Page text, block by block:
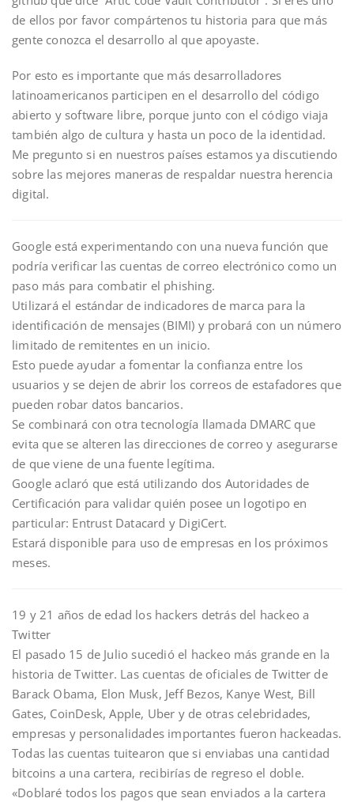
de ellos por favor compártenos tu historia para que más
gente conozca el desarrollo al que apoyaste.
Por esto es importante que más desarrolladores
latinoamericanos participen en el desarrollo del código
abierto y software libre, porque junto con el código viaja
también algo de cultura y hasta un poco de la identidad.
Me pregunto si en nuestros países estamos ya discutiendo
sobre las mejores maneras de respaldar nuestra herencia
digital.
Google está experimentando con una nueva función que
podría verificar las cuentas de correo electrónico como un
paso más para combatir el phishing.
Utilizará el estándar de indicadores de marca para la
identificación de mensajes (BIMI) y probará con un número
limitado de remitentes en un inicio.
Esto puede ayudar a fomentar la confianza entre los
usuarios y se dejen de abrir los correos de estafadores que
pueden robar datos bancarios.
Se combinará con otra tecnología llamada DMARC que
evita que se alteren las direcciones de correo y asegurarse
de que viene de una fuente legítima.
Google aclaró que está utilizando dos Autoridades de
Certificación para validar quién posee un logotipo en
particular: Entrust Datacard y DigiCert.
Estará disponible para uso de empresas en los próximos
meses.
19 y 21 años de edad los hackers detrás del hackeo a
Twitter
El pasado 15 de Julio sucedió el hackeo más grande en la
historia de Twitter. Las cuentas de oficiales de Twitter de
Barack Obama, Elon Musk, Jeff Bezos, Kanye West, Bill
Gates, CoinDesk, Apple, Uber y de otras celebridades,
empresas y personalidades importantes fueron hackeadas.
Todas las cuentas tuitearon que si enviabas una cantidad
bitcoins a una cartera, recibirías de regreso el doble.
«Doblaré todos los pagos que sean enviados a la cartera